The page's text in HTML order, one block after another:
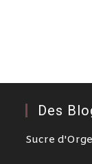
Des
Sucre